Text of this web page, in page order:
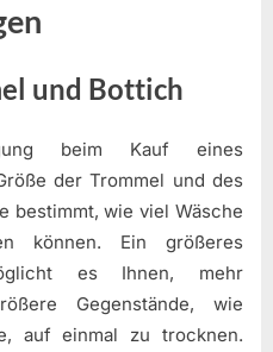
und Bottich
beim Kauf eines
der Trommel und des
bestimmt, wie viel Wäsche
können. Ein größeres
es Ihnen, mehr
Gegenstände, wie
auf einmal zu trocknen.